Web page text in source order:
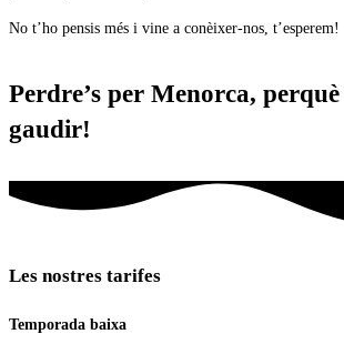
No t’ho pensis més i vine a conèixer-nos, t’esperem!
Perdre’s per Menorca,
gaudir!
Les nostres tarifes
Temporada baixa